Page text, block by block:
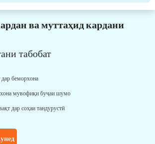
ва муттаҳид кардани
табобат
беморхона
мувофиқи буҷаи шумо
дар соҳаи тандурустӣ